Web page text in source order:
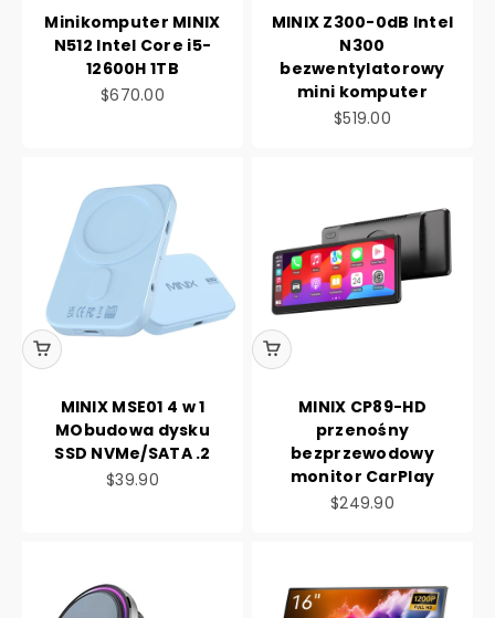
Minikomputer MINIX
N512 Intel Core i5-
12600H 1TB
Cena promocyjna
$670.00
MINIX Z300-0dB Intel
N300
bezwentylatorowy
mini komputer
Cena promocyjna
$519.00
MINIX MSE01 4 w 1
MObudowa dysku
SSD NVMe/SATA .2
Cena promocyjna
$39.90
MINIX CP89-HD
przenośny
bezprzewodowy
monitor CarPlay
Cena promocyjna
$249.90